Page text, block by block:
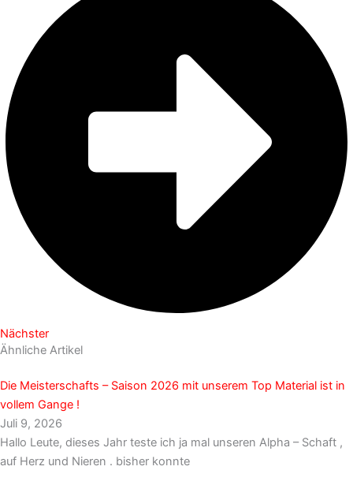
Nächster
Ähnliche Artikel
Die Meisterschafts – Saison 2026 mit unserem Top Material ist in
vollem Gange !
Juli 9, 2026
Hallo Leute, dieses Jahr teste ich ja mal unseren Alpha – Schaft ,
auf Herz und Nieren . bisher konnte